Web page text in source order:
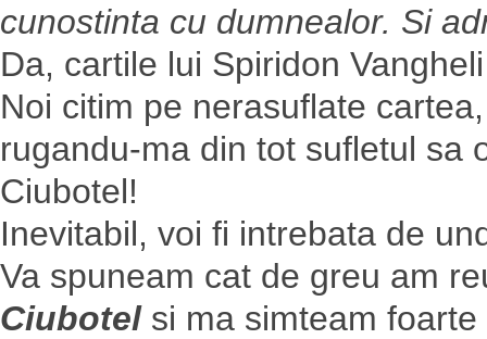
cunostinta cu dumnealor. Si
Da, cartile lui Spiridon
Noi citim pe nerasuflate
rugandu-ma din tot sufletul sa
Ciubotel!
Inevitabil, voi fi intrebata de
Va spuneam cat de greu am
Ciubotelsi ma simteam foarte